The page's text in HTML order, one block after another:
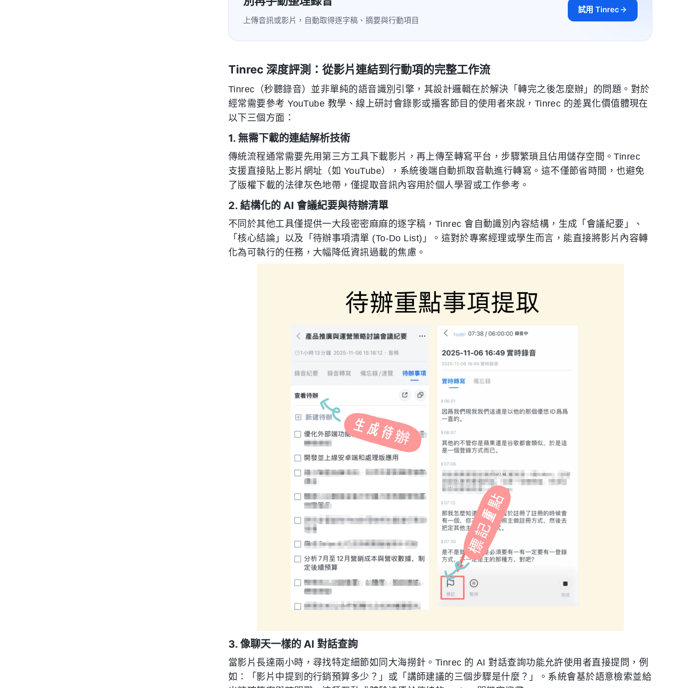
上傳音訊或影片，自動取得逐字稿、摘要與行動項目
試用 Tinrec
Tinrec 深度評測：從影片連結到行動項的完整工作流
Tinrec（秒聽錄音）並非單純的語音識別引擎，其設計邏輯在於解決「轉完之後怎麼辦」的問題。對於
經常需要參考 YouTube 教學、線上研討會錄影或播客節目的使用者來說，Tinrec 的差異化價值體現在
以下三個方面：
1. 無需下載的連結解析技術
傳統流程通常需要先用第三方工具下載影片，再上傳至轉寫平台，步驟繁瑣且佔用儲存空間。Tinrec
支援直接貼上影片網址（如 YouTube），系統後端自動抓取音軌進行轉寫。這不僅節省時間，也避免
了版權下載的法律灰色地帶，僅提取音訊內容用於個人學習或工作參考。
2. 結構化的 AI 會議紀要與待辦清單
不同於其他工具僅提供一大段密密麻麻的逐字稿，Tinrec 會自動識別內容結構，生成「會議紀要」、
「核心結論」以及「待辦事項清單 (To-Do List)」。這對於專案經理或學生而言，能直接將影片內容轉
化為可執行的任務，大幅降低資訊過載的焦慮。
3. 像聊天一樣的 AI 對話查詢
當影片長達兩小時，尋找特定細節如同大海撈針。Tinrec 的 AI 對話查詢功能允許使用者直接提問，例
如：「影片中提到的行銷預算多少？」或「講師建議的三個步驟是什麼？」。系統會基於語意檢索並給